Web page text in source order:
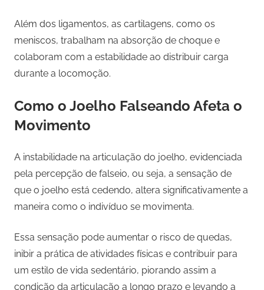
Além dos ligamentos, as cartilagens, como os
meniscos, trabalham na absorção de choque e
colaboram com a estabilidade ao distribuir carga
durante a locomoção.
Como o Joelho Falseando Afeta o
Movimento
A instabilidade na articulação do joelho, evidenciada
pela percepção de falseio, ou seja, a sensação de
que o joelho está cedendo, altera significativamente a
maneira como o indivíduo se movimenta.
Essa sensação pode aumentar o risco de quedas,
inibir a prática de atividades físicas e contribuir para
um estilo de vida sedentário, piorando assim a
condição da articulação a longo prazo e levando a